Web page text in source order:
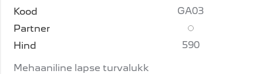
GA03
Lisavarustus
590
Mehaaniline lapse turvalukk